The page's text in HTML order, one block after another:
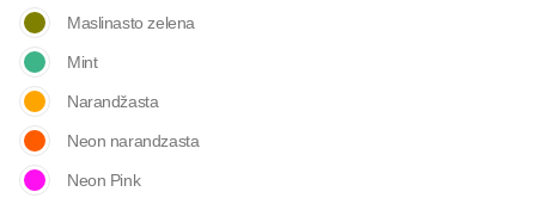
Maslinasto zelena
Mint
Narandžasta
Neon narandzasta
Neon Pink